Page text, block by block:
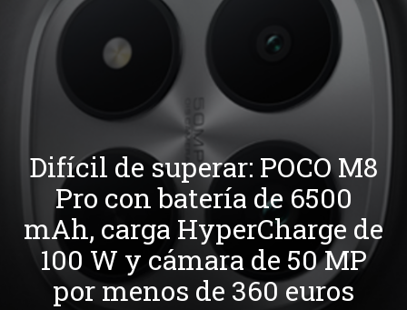
Difícil de superar: POCO M8
Pro con batería de 6500
mAh, carga HyperCharge de
100 W y cámara de 50 MP
por menos de 360 euros